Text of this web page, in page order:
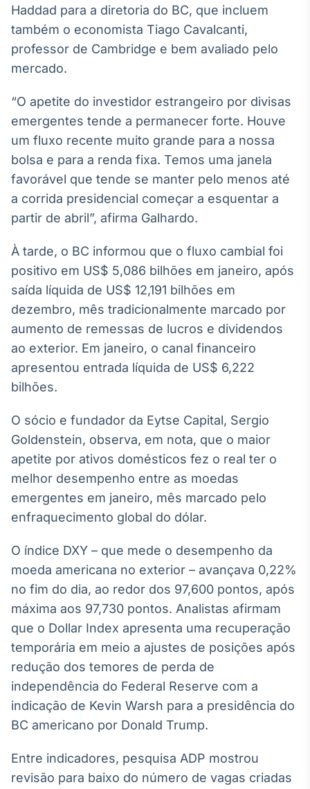
IA
Em breve
BroadFast
Em breve
Gestão de
Em breve
Tokenização
de ativos
Em breve
Crédito
Haddad para a diretoria do BC, que incluem
também o economista Tiago Cavalcanti,
professor de Cambridge e bem avaliado pelo
mercado.
“O apetite do investidor estrangeiro por divisas
emergentes tende a permanecer forte. Houve
um fluxo recente muito grande para a nossa
bolsa e para a renda fixa. Temos uma janela
favorável que tende se manter pelo menos até
a corrida presidencial começar a esquentar a
partir de abril”, afirma Galhardo.
À tarde, o BC informou que o fluxo cambial foi
positivo em US$ 5,086 bilhões em janeiro, após
saída líquida de US$ 12,191 bilhões em
dezembro, mês tradicionalmente marcado por
aumento de remessas de lucros e dividendos
ao exterior. Em janeiro, o canal financeiro
apresentou entrada líquida de US$ 6,222
bilhões.
O sócio e fundador da Eytse Capital, Sergio
Goldenstein, observa, em nota, que o maior
apetite por ativos domésticos fez o real ter o
melhor desempenho entre as moedas
emergentes em janeiro, mês marcado pelo
enfraquecimento global do dólar.
O índice DXY – que mede o desempenho da
moeda americana no exterior – avançava 0,22%
no fim do dia, ao redor dos 97,600 pontos, após
máxima aos 97,730 pontos. Analistas afirmam
que o Dollar Index apresenta uma recuperação
temporária em meio a ajustes de posições após
redução dos temores de perda de
independência do Federal Reserve com a
indicação de Kevin Warsh para a presidência do
BC americano por Donald Trump.
Entre indicadores, pesquisa ADP mostrou
revisão para baixo do número de vagas criadas